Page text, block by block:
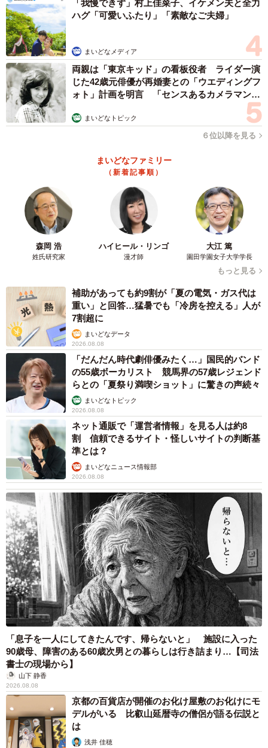
「我慢できず」村上佳菜子、イケメン夫と全力
ハグ「可愛いふたり」「素敵なご夫婦」
まいどなメディア
両親は「東京キッド」の看板役者 ライダー演
じた42歳元俳優が再婚妻との「ウエディングフ
ォト」計画を明言 「センスあるカメラマン求
まいどなトピック
６位以降を見る
まいどなファミリー
（新着記事順）
森岡 浩
姓氏研究家
ハイヒール・リンゴ
漫才師
大江 篤
園田学園女子大学学長
もっと見る
補助があっても約9割が「夏の電気・ガス代は
重い」と回答…猛暑でも「冷房を控える」人が
7割超に
まいどなデータ
2026.08.08
「だんだん時代劇俳優みたく…」国民的バンド
の55歳ボーカリスト 競馬界の57歳レジェンド
らとの「夏祭り満喫ショット」に驚きの声続々
まいどなトピック
2026.08.08
ネット通販で「運営者情報」を見る人は約8
割 信頼できるサイト・怪しいサイトの判断基
準とは？
まいどなニュース情報部
2026.08.08
「息子を一人にしてきたんです、帰らないと」 施設に入った
90歳母、障害のある60歳次男との暮らしは行き詰まり…【司法
書士の現場から】
山下 静香
2026.08.08
京都の百貨店が開催のお化け屋敷のお化けにモ
デルがいる 比叡山延暦寺の僧侶が語る伝説と
は
浅井 佳穂